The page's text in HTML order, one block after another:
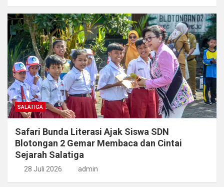
SALATIGA
Safari Bunda Literasi Ajak Siswa SDN
Blotongan 2 Gemar Membaca dan Cintai
Sejarah Salatiga
28 Juli 2026 admin